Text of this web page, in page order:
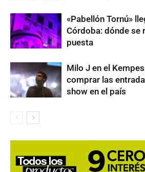
«Pabellón Tornú»
Córdoba: dónde se
puesta
Milo J en el
comprar las
show en el país